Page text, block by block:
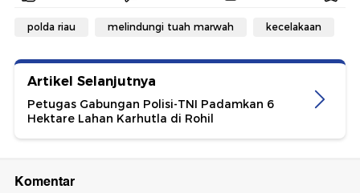
polda riau melindungi tuah marwah kecelakaan
Artikel Selanjutnya
Petugas Gabungan Polisi-TNI Padamkan 6
Hektare Lahan Karhutla di Rohil